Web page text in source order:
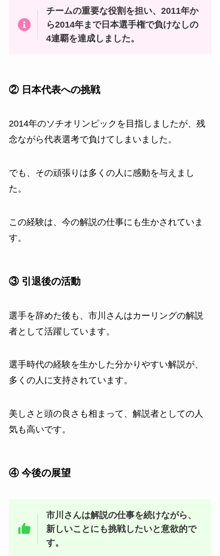
チームの重要な役割を担い、2011年か
ら2014年まで日本選手権で負けなしの
4連覇を達成しました。
② 日本代表への挑戦
2014年のソチオリンピックを目指しましたが、残
念ながら代表選考で負けてしまいました。
でも、その頑張りは多くの人に感動を与えまし
た。
この経験は、今の解説の仕事にも生かされていま
す。
③ 引退後の活動
選手を辞めた後も、市川さんはカーリングの解説
者として活躍しています。
選手時代の経験を生かした分かりやすい解説が、
多くの人に支持されています。
美しさと頭の良さも相まって、解説者としての人
気も高いです。
④ 今後の展望
市川さんは解説の仕事を続けながら、
新しいことにも挑戦したいと意欲的で
す。